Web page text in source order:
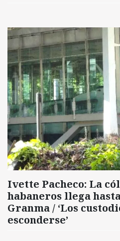
Ivette Pacheco: La
habaneros llega
Granma / ‘Los
esconderse’